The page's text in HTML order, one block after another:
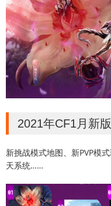
2021年CF1月新
新挑战模式地图、新PVP模
天系统……